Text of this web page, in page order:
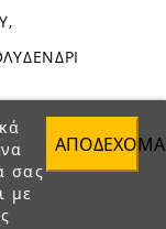
σας
με